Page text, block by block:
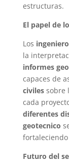
estructuras.
El papel de
Los
la
informes
capaces de
civilessobre
cada
diferentes
geotecnico
Futuro del